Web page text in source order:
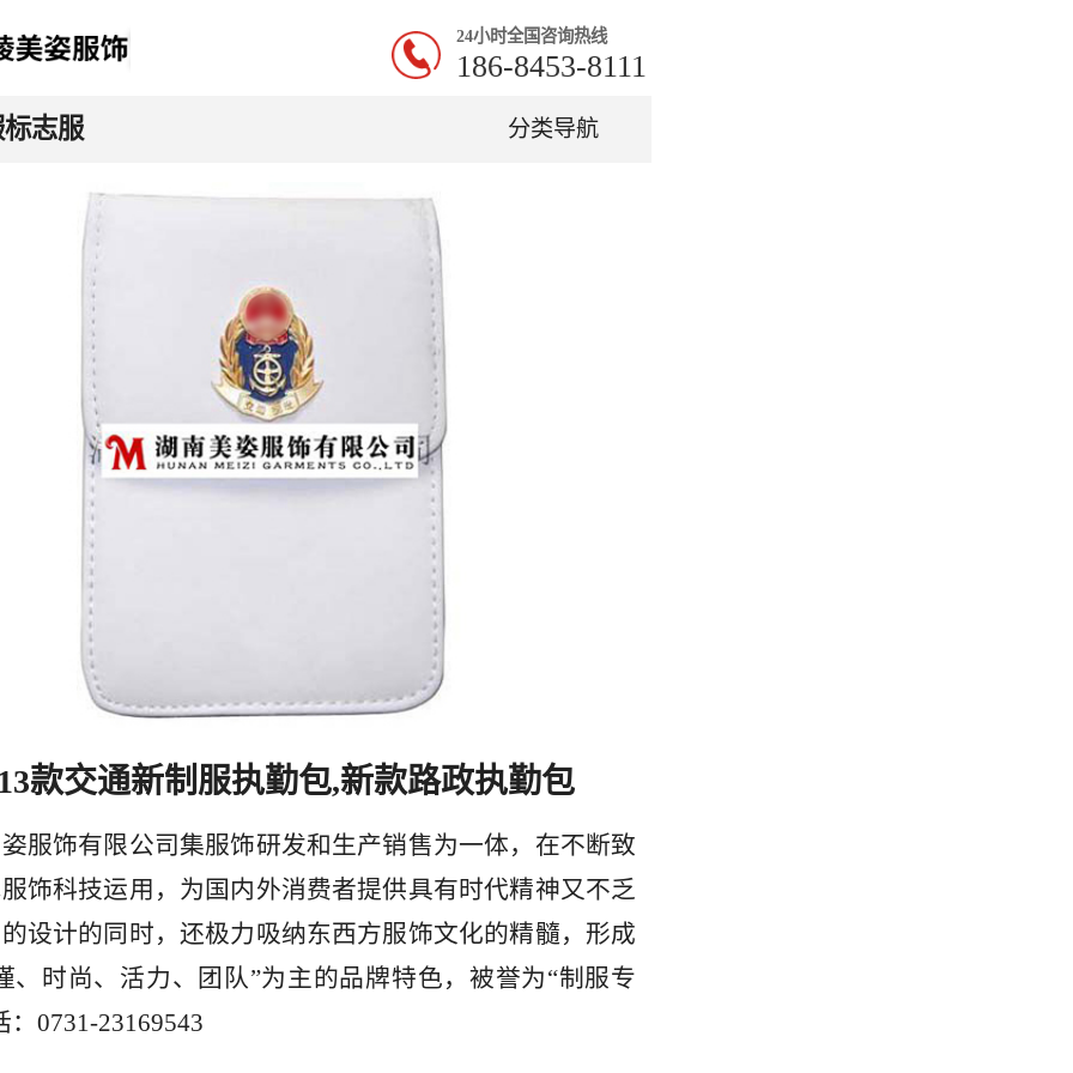
24小时全国咨询热线
186-8453-8111
志服 分类导航
款交通新制服执勤包,新款路政执勤包
服饰有限公司集服饰研发和生产销售为一体，在不断致
饰科技运用，为国内外消费者提供具有时代精神又不乏
设计的同时，还极力吸纳东西方服饰文化的精髓，形成
、时尚、活力、团队”为主的品牌特色，被誉为“制服专
：0731-23169543